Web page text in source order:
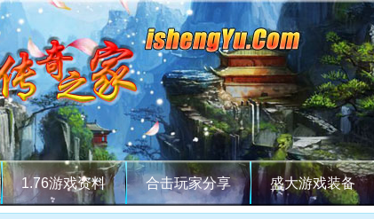
1.76游戏资料 合击玩家分享 盛大游戏装备